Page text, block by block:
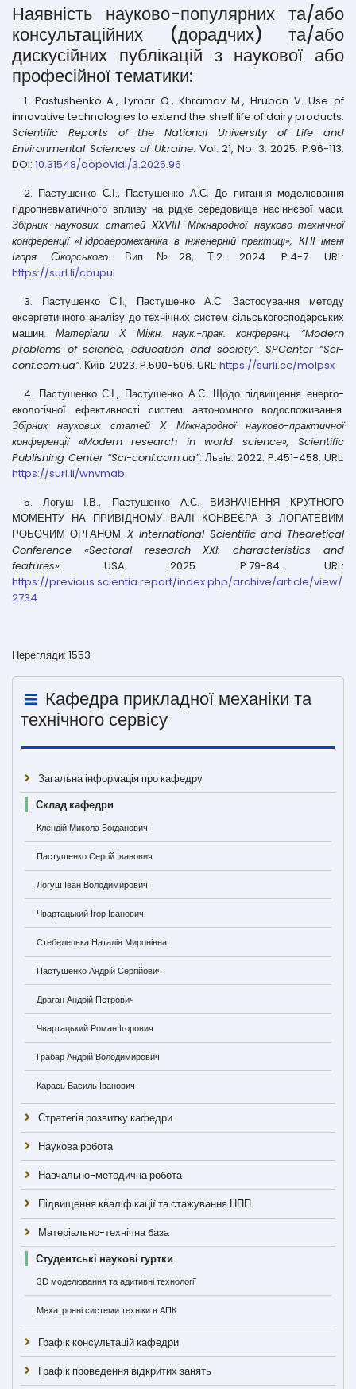
Наявність науково-популярних та/або
консультаційних (дорадчих) та/або
дискусійних публікацій з наукової або
професійної тематики:
1. Pastushenko A., Lymar O., Khramov M., Hruban V. Use of
innovative technologies to extend the shelf life of dairy products.
Scientific Reports of the National University of Life and
Environmental Sciences of Ukraine. Vol. 21, No. 3. 2025. P.96-113.
DOI: 10.31548/dopovidi/3.2025.96
2. Пастушенко С.І., Пастушенко А.С. До питання моделювання
гідропневматичного впливу на рідке середовище насіннєвої маси.
Збірник наукових статей XXVIІІ Міжнародної науково-технічної
конференції «Гідроаеромеханіка в інженерній практиці», КПІ імені
Ігоря Сікорського. Вип.№28, Т.2. 2024. P.4-7. URL:
https://surl.li/coupui
3. Пастушенко С.І., Пастушенко А.С. Застосування методу
ексергетичного аналізу до технічних систем сільськогосподарських
машин. Матеріали Х Міжн. наук.-прак. конференц. “Modern
problems of science, education and society”. SPCenter “Sci-
conf.com.ua”. Київ. 2023. P.500-506. URL: https://surli.cc/molpsx
4. Пастушенко С.І., Пастушенко А.С. Щодо підвищення енерго-
екологічної ефективності систем автономного водоспоживання.
Збірник наукових статей Х Міжнародної науково-практичної
конференції «Modern research in world science», Scientific
Publishing Center “Sci-conf.com.ua”. Львів. 2022. P.451-458. URL:
https://surl.li/wnvmab
5. Логуш І.В., Пастушенко А.С. ВИЗНАЧЕННЯ КРУТНОГО
МОМЕНТУ НА ПРИВІДНОМУ ВАЛІ КОНВЕЄРА З ЛОПАТЕВИМ
РОБОЧИМ ОРГАНОМ.X International Scientific and Theoretical
Conference «Sectoral research XXI: characteristics and
features». USA. 2025. P.79-84. URL:
https://previous.scientia.report/index.php/archive/article/view/
2734
Перегляди: 1553
Кафедра прикладної механіки та
технічного сервісу
Загальна інформація про кафедру
Склад кафедри
Клендій Микола Богданович
Пастушенко Сергій Іванович
Логуш Іван Володимирович
Чвартацький Ігор Іванович
Стебелецька Наталія Миронівна
Пастушенко Андрій Сергійович
Драган Андрій Петрович
Чвартацький Роман Ігорович
Грабар Андрій Володимирович
Карась Василь Іванович
Стратегія розвитку кафедри
Наукова робота
Навчально-методична робота
Підвищення кваліфікації та стажування НПП
Матеріально-технічна база
Студентські наукові гуртки
3D моделювання та адитивні технології
Мехатронні системи техніки в АПК
Графік консультацій кафедри
Графік проведення відкритих занять